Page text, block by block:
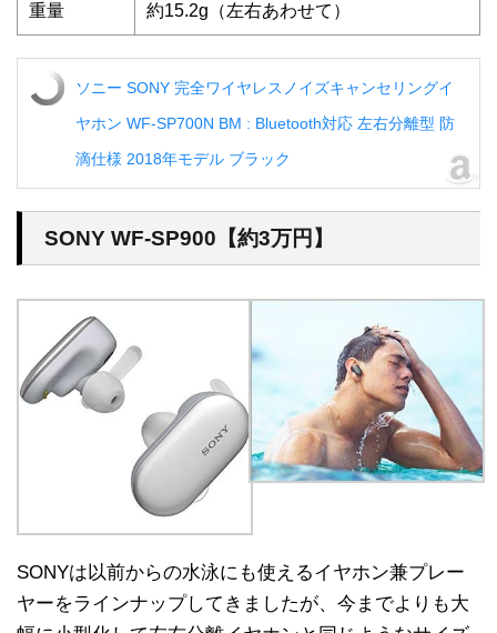
重量 約15.2g（左右あわせて）
ソニー SONY 完全ワイヤレスノイズキャンセリングイ
ヤホン WF-SP700N BM : Bluetooth対応 左右分離型 防
滴仕様 2018年モデル ブラック
SONY WF-SP900【約3万円】
SONYは以前からの水泳にも使えるイヤホン兼プレー
ヤーをラインナップしてきましたが、今までよりも大